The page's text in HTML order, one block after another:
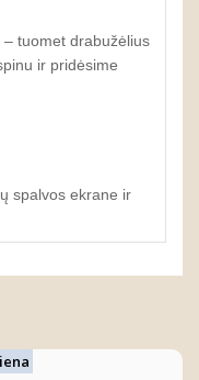
– tuomet drabužėlius
ir pridėsime
spalvos ekrane ir